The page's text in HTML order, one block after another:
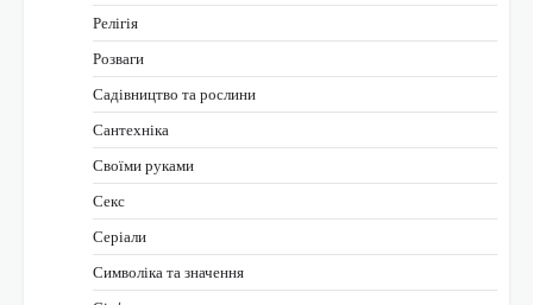
Релігія
Розваги
Садівництво та рослини
Сантехніка
Своїми руками
Секс
Серіали
Символіка та значення